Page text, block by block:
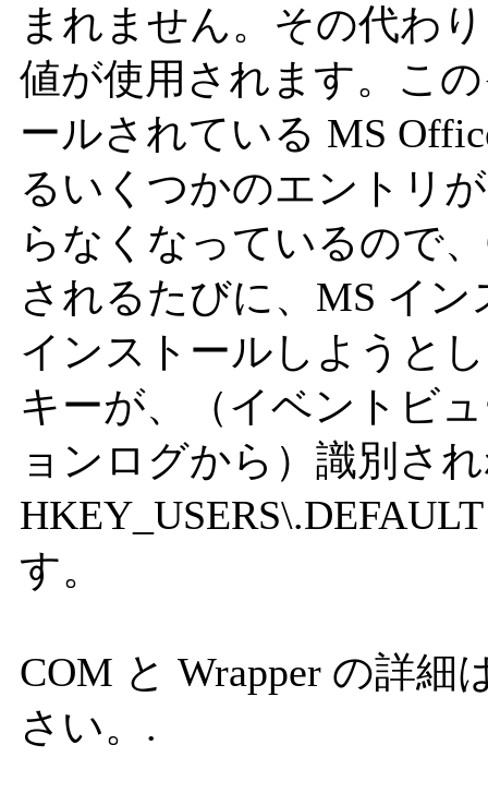
まれません。その代わ
値が使用されます。こ
ールされている MS
るいくつかのエントリ
らなくなっているので
されるたびに、MS イ
インストールしようと
キーが、（イベントビ
ョンログから）識別さ
す。
COM と Wrapper の詳細
さい。.